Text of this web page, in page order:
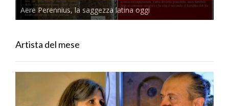
Aere Perennius, la saggezza latina oggi
Artista del mese